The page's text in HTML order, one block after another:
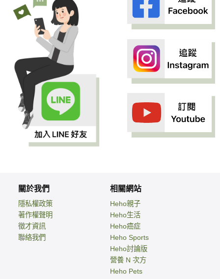
關於我們
隱私權政策
著作權聲明
徵才資訊
聯絡我們
相關網站
Heho親子
Heho生活
Heho癌症
Heho Sports
Heho討論版
營養 N 次方
Heho Pets